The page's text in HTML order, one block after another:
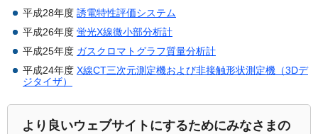
平成28年度 誘電特性評価システム
平成26年度 蛍光X線微小部分析計
平成25年度 ガスクロマトグラフ質量分析計
平成24年度 X線CT三次元測定機および非接触形状測定機（3Dデ
ジタイザ）
より良いウェブサイトにするためにみなさまの